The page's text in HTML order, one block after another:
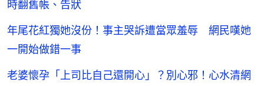
時翻舊帳、告狀
年尾花紅獨她沒份！事主哭訴遭當眾羞辱 網民嘆她
一開始做錯一事
老婆懷孕「上司比自己還開心」？別心邪！心水清網